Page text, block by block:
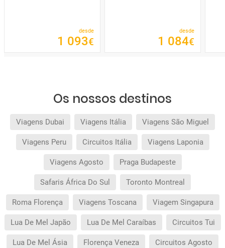
desde
1 093€
desde
1 084€
Os nossos destinos
Viagens Dubai Viagens Itália Viagens São Miguel
Viagens Peru Circuitos Itália Viagens Laponia
Viagens Agosto Praga Budapeste
Safaris África Do Sul Toronto Montreal
Roma Florença Viagens Toscana Viagem Singapura
Lua De Mel Japão Lua De Mel Caraíbas Circuitos Tui
Lua De Mel Ásia Florença Veneza Circuitos Agosto